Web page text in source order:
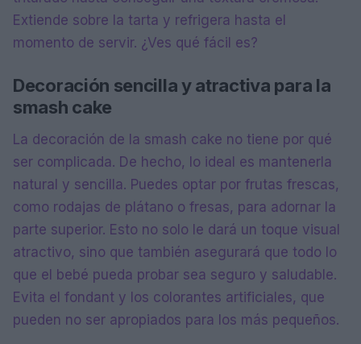
Extiende sobre la tarta y refrigera hasta el
momento de servir. ¿Ves qué fácil es?
Decoración sencilla y atractiva para la
smash cake
La decoración de la smash cake no tiene por qué
ser complicada. De hecho, lo ideal es mantenerla
natural y sencilla. Puedes optar por frutas frescas,
como rodajas de plátano o fresas, para adornar la
parte superior. Esto no solo le dará un toque visual
atractivo, sino que también asegurará que todo lo
que el bebé pueda probar sea seguro y saludable.
Evita el fondant y los colorantes artificiales, que
pueden no ser apropiados para los más pequeños.